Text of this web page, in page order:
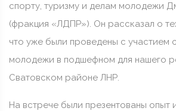
спорту, туризму и делам молодежи
(фракция «ЛДПР»). Он рассказал о
что уже были проведены с участием
молодежи в подшефном для нашего
Сватовском районе ЛНР.
На встрече были презентованы опыт